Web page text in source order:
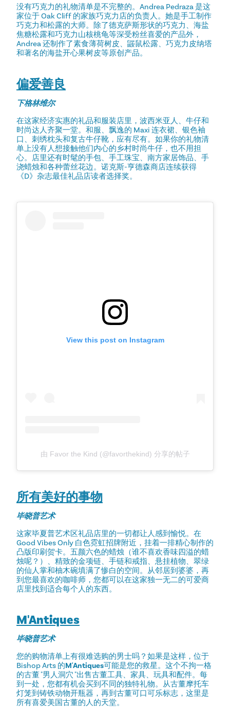
没有巧克力的礼物清单是不完整的。Andrea Pedraza 是这
家位于 Oak Cliff 的家族巧克力店的负责人。她是手工制作
巧克力和松露的大师。除了德克萨斯形状的巧克力、海盐
焦糖松露和巧克力山核桃龟等深受粉丝喜爱的产品外，
Andrea 还制作了素食薄荷树皮、鼹鼠松露、巧克力皮纳塔
和著名的海盐开心果树皮等原创产品。
偏爱善良
下格林维尔
在这家经济实惠的礼品和服装店里，波西米亚人、牛仔和
时尚达人齐聚一堂。和服、飘逸的 Maxi 连衣裙、银色袖
口、刺绣枕头和复古牛仔靴，应有尽有。如果你的礼物清
单上没有人想接触他们内心的乡村时尚牛仔，也不用担
心。店里还有时髦的手包、手工珠宝、南方家居饰品、手
浇蜡烛和各种蕾丝花边。诺克斯-亨德森商店连续获得
《D》杂志最佳礼品店读者选择奖。
View this post on Instagram
由 Favor the Kind (@favorthekind) 分享的帖子
所有美好的事物
毕晓普艺术
这家毕夏普艺术区礼品店里的一切都让人感到愉悦。在
Good Vibes Only 白色霓虹招牌附近，挂着一排精心制作的
凸版印刷贺卡。五颜六色的蜡烛（谁不喜欢香味四溢的蜡
烛呢？）、精致的金项链、手链和戒指、悬挂植物、翠绿
的仙人掌和柚木碗填满了惨白的空间。从邻居到婆婆，再
到您最喜欢的咖啡师，您都可以在这家独一无二的可爱商
店里找到适合每个人的东西。
M'Antiques
毕晓普艺术
您的购物清单上有很难选购的男士吗？如果是这样，位于
Bishop Arts 的M'Antiques可能是您的救星。这个不拘一格
的古董 "男人洞穴 "出售古董工具、家具、玩具和配件。每
到一处，您都有机会买到不同的独特礼物。从古董摩托车
灯笼到铸铁动物开瓶器，再到古董可口可乐标志，这里是
所有喜爱美国古董的人的天堂。